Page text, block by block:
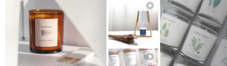
『Natural Wind 茶樹』
慢步森林中，接受林木的精華；任海風吹拂，吸收海洋的氣息。 一聞
再聞依舊是如沐自然中的清新優雅。
前：檸檬｜葵子麝香｜佛手柑｜萊姆